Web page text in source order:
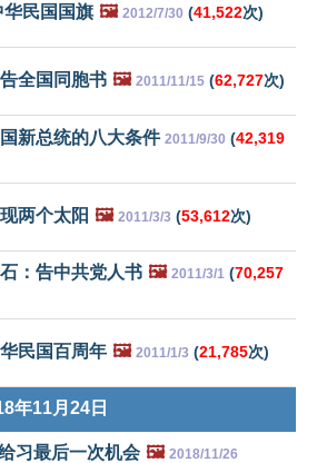
民国国旗 🖼️ 2012/7/30 (41,522次)
全国同胞书 🖼️ 2011/11/15 (62,727次)
新总统的八大条件 2011/9/30 (42,319
两个太阳 🖼️ 2011/3/3 (53,612次)
：告中共党人书 🖼️ 2011/3/1 (70,257
民国百周年 🖼️ 2011/1/3 (21,785次)
年11月24日
习最后一次机会 🖼️ 2018/11/26